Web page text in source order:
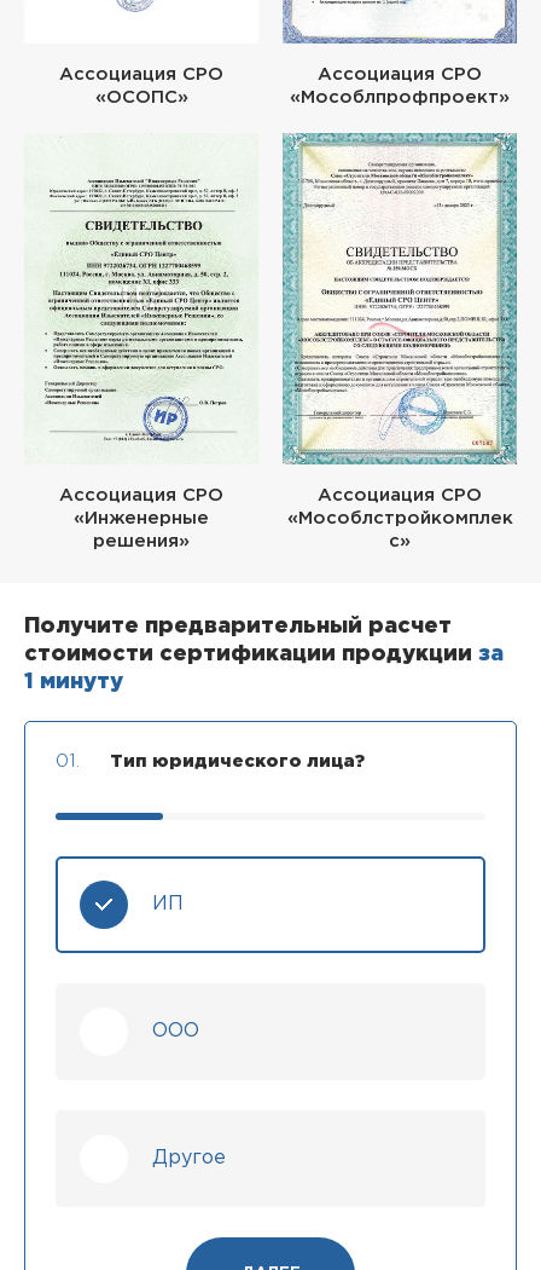
Ассоциация СРО
«ОСОПС»
Ассоциация СРО
«Мособлпрофпроект»
Ассоциация СРО
«Инженерные
решения»
Ассоциация СРО
«Мособлстройкомплек
с»
Получите предварительный расчет
стоимости сертификации продукции за
1 минуту
01. Тип юридического лица?
ИП
ООО
Другое